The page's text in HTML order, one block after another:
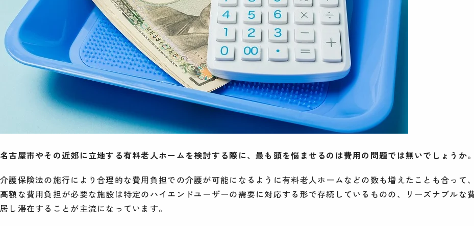
名古屋市やその近郊に立地する有料老人ホームを検討する際に、最も頭を悩ませるのは費用の問題では無いでしょうか。
介護保険法の施行により合理的な費用負担での介護が可能になるように有料老人ホームなどの数も増えたことも合って
高額な費用負担が必要な施設は特定のハイエンドユーザーの需要に対応する形で存続しているものの、リーズナブルな
居し滞在することが主流になっています。